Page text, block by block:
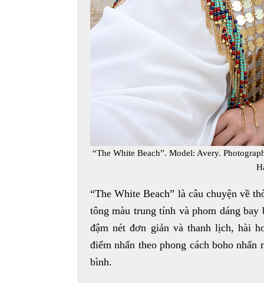
“The White Beach”. Model: Avery.
“The White Beach” là câu chuyện về
tông màu trung tính và phom dáng
đậm nét đơn giản và thanh lịch, hài
điểm nhấn theo phong cách boho
bình.